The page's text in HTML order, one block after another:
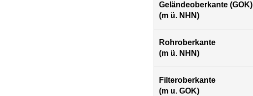
Geländeoberkante (GOK)
(m ü. NHN)
Rohroberkante
(m ü. NHN)
Filteroberkante
(m u. GOK)